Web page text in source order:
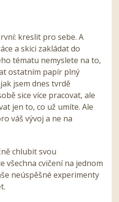
kreslit pro sebe. A
a skici zakládat do
tématu nemyslete na to,
ostatním papír plný
jsem dnes tvrdě
sice více pracovat, ale
jen to, co už umíte. Ale
váš vývoj a ne na
chlubit svou
všechna cvičení na jednom
neúspěšné experimenty